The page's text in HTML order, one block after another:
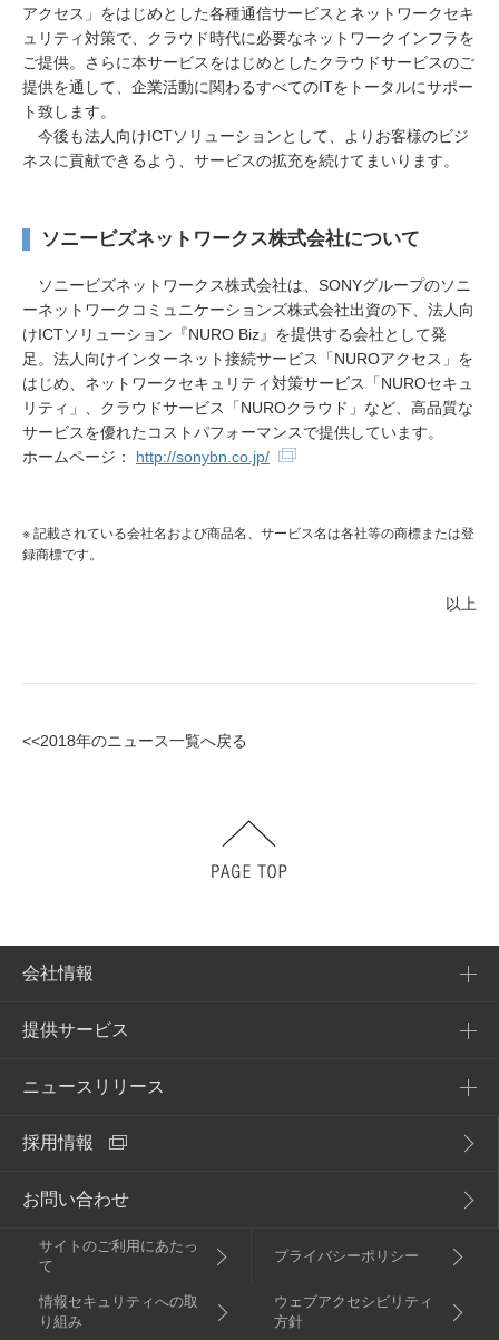
アクセス」をはじめとした各種通信サービスとネットワークセキ
ュリティ対策で、クラウド時代に必要なネットワークインフラを
ご提供。さらに本サービスをはじめとしたクラウドサービスのご
提供を通して、企業活動に関わるすべてのITをトータルにサポー
ト致します。
今後も法人向けICTソリューションとして、よりお客様のビジ
ネスに貢献できるよう、サービスの拡充を続けてまいります。
ソニービズネットワークス株式会社について
ソニービズネットワークス株式会社は、SONYグループのソニ
ーネットワークコミュニケーションズ株式会社出資の下、法人向
けICTソリューション『NURO Biz』を提供する会社として発
足。法人向けインターネット接続サービス「NUROアクセス」を
はじめ、ネットワークセキュリティ対策サービス「NUROセキュ
リティ」、クラウドサービス「NUROクラウド」など、高品質な
サービスを優れたコストパフォーマンスで提供しています。
ホームページ： http://sonybn.co.jp/
※ 記載されている会社名および商品名、サービス名は各社等の商標または登
録商標です。
以上
<<2018年のニュース一覧へ戻る
会社情報
会社概要
企業理念
アクセス
電子公告・決算公告
提供サービス
提供サービス一覧
NURO Biz
Enly
ニュースリリース
2026年
2025年
2024年
2023年
採用情報
お問い合わせ
サイトのご利用にあたっ
て
プライバシーポリシー
情報セキュリティへの取
り組み
ウェブアクセシビリティ
方針